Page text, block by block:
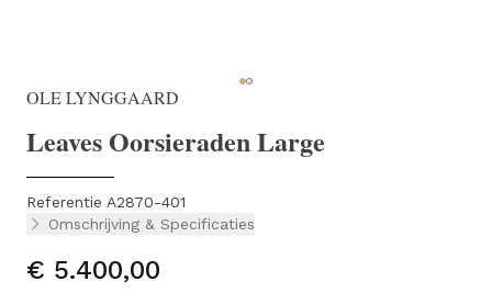
OLE LYNGGAARD
Leaves Oorsieraden Large
Referentie A2870-401
Omschrijving & Specificaties
€ 5.400,00